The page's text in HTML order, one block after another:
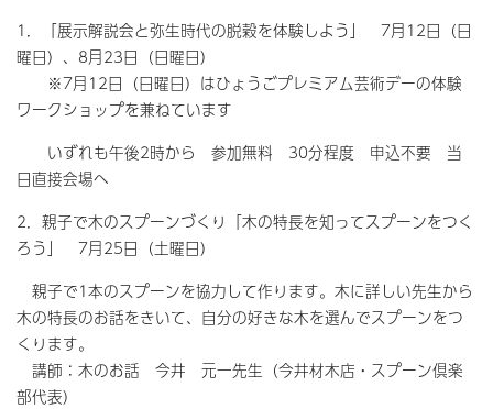
1．「展示解説会と弥生時代の脱穀を体験しよう」 7月12日（日
曜日）、8月23日（日曜日）
※7月12日（日曜日）はひょうごプレミアム芸術デーの体験
ワークショップを兼ねています
いずれも午後2時から 参加無料 30分程度 申込不要 当
日直接会場へ
2．親子で木のスプーンづくり「木の特長を知ってスプーンをつく
ろう」 7月25日（土曜日）
親子で1本のスプーンを協力して作ります。木に詳しい先生から
木の特長のお話をきいて、自分の好きな木を選んでスプーンをつ
くります。
講師：木のお話 今井 元一先生（今井材木店・スプーン倶楽
部代表）